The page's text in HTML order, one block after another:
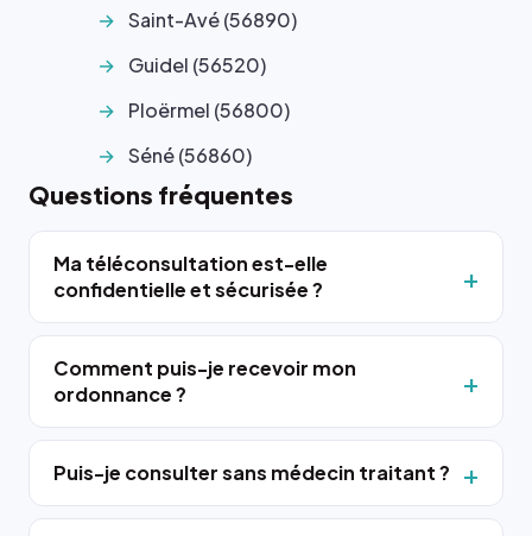
Saint-Avé (56890)
Guidel (56520)
Ploërmel (56800)
Séné (56860)
Questions fréquentes
Ma téléconsultation est-elle
confidentielle et sécurisée ?
Comment puis-je recevoir mon
ordonnance ?
Puis-je consulter sans médecin traitant ?